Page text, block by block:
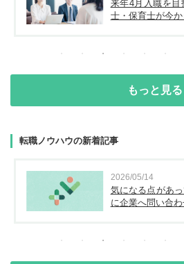
来年4月入職を
士・保育士が今
もっと見る
転職ノウハウの新着記事
2026/05/14
気になる点があ
に企業へ問い合